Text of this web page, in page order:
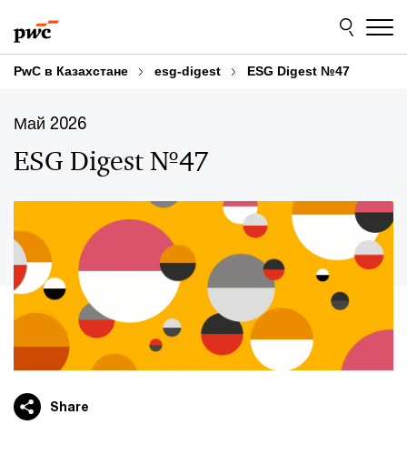
to
content
to
footer
PwC в Казахстане esg-digest ESG Digest №47
Май 2026
ESG Digest №47
Share